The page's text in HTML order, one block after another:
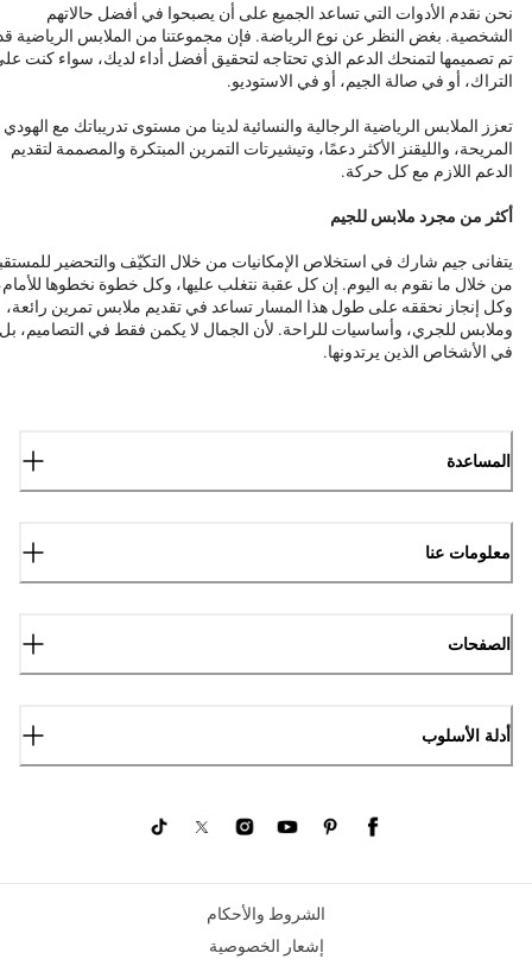
نحن نقدم الأدوات التي تساعد الجميع على أن يصبحوا في أفضل حالاتهم
الشخصية. بغض النظر عن نوع الرياضة. فإن مجموعتنا من الملابس الرياضية
تم تصميمها لتمنحك الدعم الذي تحتاجه لتحقيق أفضل أداء لديك، سواء كنت
التراك، أو في صالة الجيم، أو في الاستوديو.
تعزز الملابس الرياضية الرجالية والنسائية لدينا من مستوى تدريباتك مع الهودي
المريحة، والليقنز الأكثر دعمًا، وتيشيرتات التمرين المبتكرة والمصممة لتقديم
الدعم اللازم مع كل حركة.
أكثر من مجرد ملابس للجيم
يتفانى جيم شارك في استخلاص الإمكانيات من خلال التكيّف والتحضير
من خلال ما نقوم به اليوم. إن كل عقبة نتغلب عليها، وكل خطوة نخطوها
وكل إنجاز نحققه على طول هذا المسار تساعد في تقديم ملابس تمرين رائعة،
وملابس للجري، وأساسيات للراحة. لأن الجمال لا يكمن فقط في التصاميم، بل
في الأشخاص الذين يرتدونها.
المساعدة
معلومات عنا
الصفحات
أدلة الأسلوب
الشروط والأحكام
إشعار الخصوصية